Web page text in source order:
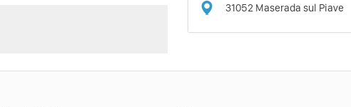
31052 Maserada sul Piave